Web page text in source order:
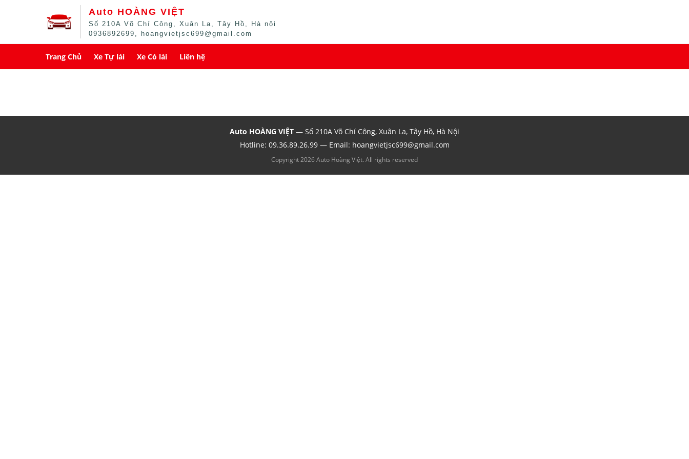
Auto HOÀNG VIỆT
Số 210A Võ Chí Công, Xuân La, Tây Hồ, Hà nội
0936892699, hoangvietjsc699@gmail.com
Trang Chủ Xe Tự lái Xe Có lái Liên hệ
Auto HOÀNG VIỆT — Số 210A Võ Chí Công, Xuân La, Tây Hồ, Hà Nội
Hotline: 09.36.89.26.99— Email: hoangvietjsc699@gmail.com
Copyright 2026 Auto Hoàng Việt. All rights reserved